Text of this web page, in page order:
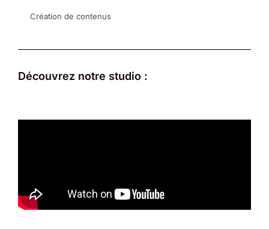
Création de contenus
Découvrez notre studio :